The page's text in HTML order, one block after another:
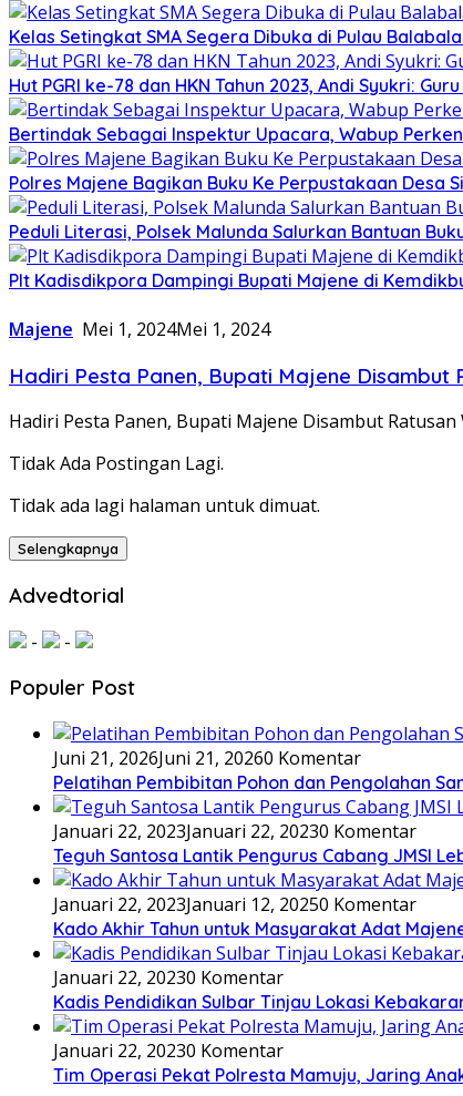
Kelas Setingkat SMA Segera Dibuka di Pulau
Hut PGRI ke-78 dan HKN Tahun 2023, Andi Syukri:
Bertindak Sebagai Inspektur Upacara, Wabup
Polres Majene Bagikan Buku Ke Perpustakaan Desa
Peduli Literasi, Polsek Malunda Salurkan Bantuan
Plt Kadisdikpora Dampingi Bupati Majene di
Majene Mei 1, 2024Mei 1, 2024
Hadiri Pesta Panen, Bupati Majene
Hadiri Pesta Panen, Bupati Majene Disambut
Tidak Ada Postingan Lagi.
Tidak ada lagi halaman untuk dimuat.
Selengkapnya
Advedtorial
- -
Populer Post
Juni 21, 2026Juni 21, 20260 Komentar
Pelatihan Pembibitan Pohon dan Pengolahan
Januari 22, 2023Januari 22, 20230 Komentar
Teguh Santosa Lantik Pengurus Cabang JMSI
Januari 22, 2023Januari 12, 20250 Komentar
Kado Akhir Tahun untuk Masyarakat Adat
Januari 22, 20230 Komentar
Kadis Pendidikan Sulbar Tinjau Lokasi
Januari 22, 20230 Komentar
Tim Operasi Pekat Polresta Mamuju, Jaring